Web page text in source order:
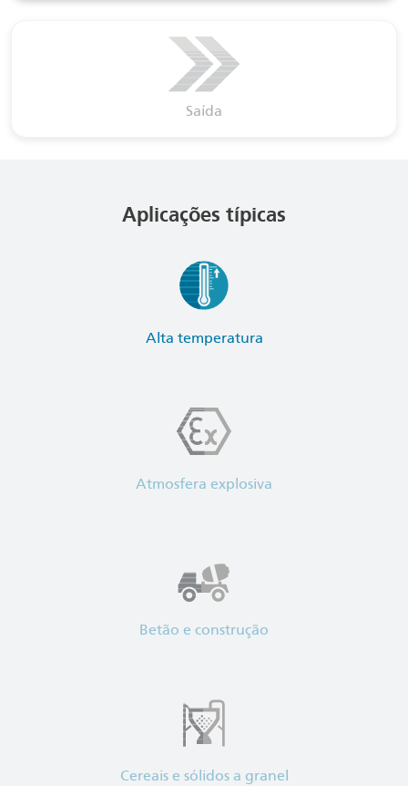
Saída
Aplicações típicas
Alta temperatura
Atmosfera explosiva
Betão e construção
Cereais e sólidos a granel